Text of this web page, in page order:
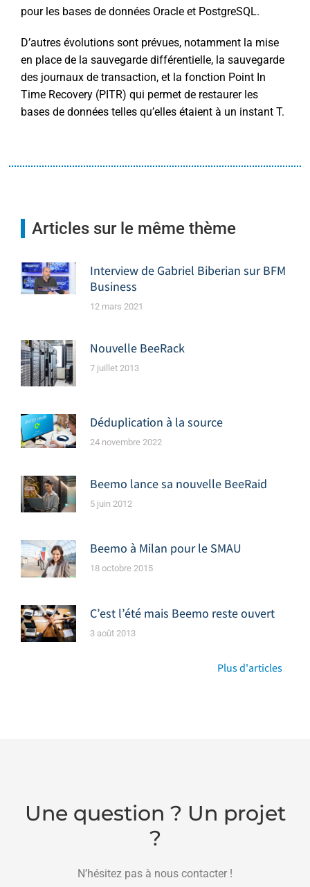
pour les bases de données Oracle et PostgreSQL.
D’autres évolutions sont prévues, notamment la mise
en place de la sauvegarde différentielle, la sauvegarde
des journaux de transaction, et la fonction Point In
Time Recovery (PITR) qui permet de restaurer les
bases de données telles qu’elles étaient à un instant T.
Articles sur le même thème
Interview de Gabriel Biberian sur BFM
Business
12 mars 2021
Nouvelle BeeRack
7 juillet 2013
Déduplication à la source
24 novembre 2022
Beemo lance sa nouvelle BeeRaid
5 juin 2012
Beemo à Milan pour le SMAU
18 octobre 2015
C’est l’été mais Beemo reste ouvert
3 août 2013
Plus d'articles
Une question ? Un projet
?
N’hésitez pas à nous contacter !